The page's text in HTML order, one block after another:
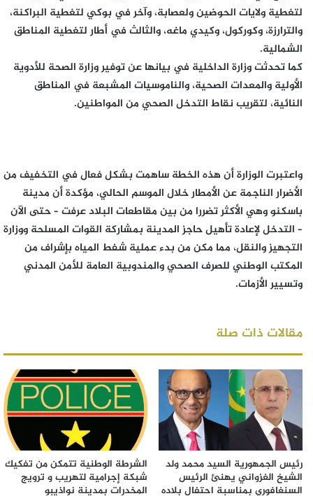
لتغطية ولايات الحوضين ولعصابة، وآخر في بوكي لتغطية البراكنة،
والترارزة، وكوركول، وكيدي ماغه، والثالث في أطار لتغطية المناطق
الشمالية.
كما تحدثت وزارة الداخلية في بيانها عن توفير وزارة الصحة للأدوية
الأولية والمعدات الصحية، والناموسيات المشبعة في المناطق
النائية، لتقريب نقاط التدخل الصحي من المواطنين.
واعتبرت الوزارة أن هذه الخطة ساهمت بشكل فعال في التخفيف من
الأضرار الناجمة عن الأمطار خلال الموسم الحالي، مؤكدة أن مدينة
باسكنو وهي الأكثر تضررا من بين مقاطعات البلاد عرفت – حتى الآن
– التدخل لإعادة تأهيل حاجز المدينة بمشاركة القوات المسلحة ووزارة
التجهيز والنقل، مما مكن من بدء عملية شفط المياه بإشراف من
المكتب الوطني للصرف الصحي والمندوبية العامة للأمن المدني
وتسيير الأزمات.
مقالات ذات صلة
رئيس الجمهورية السيد محمد ولد
الشيخ الغزواني يهنئ الرئيس
السنغافوري بمناسبة احتفال بلاده
الشرطة الوطنية تتمكن من تفكيك
شبكة إجرامية لتهريب و ترويج
المخدرات بمدينة نواذيبو